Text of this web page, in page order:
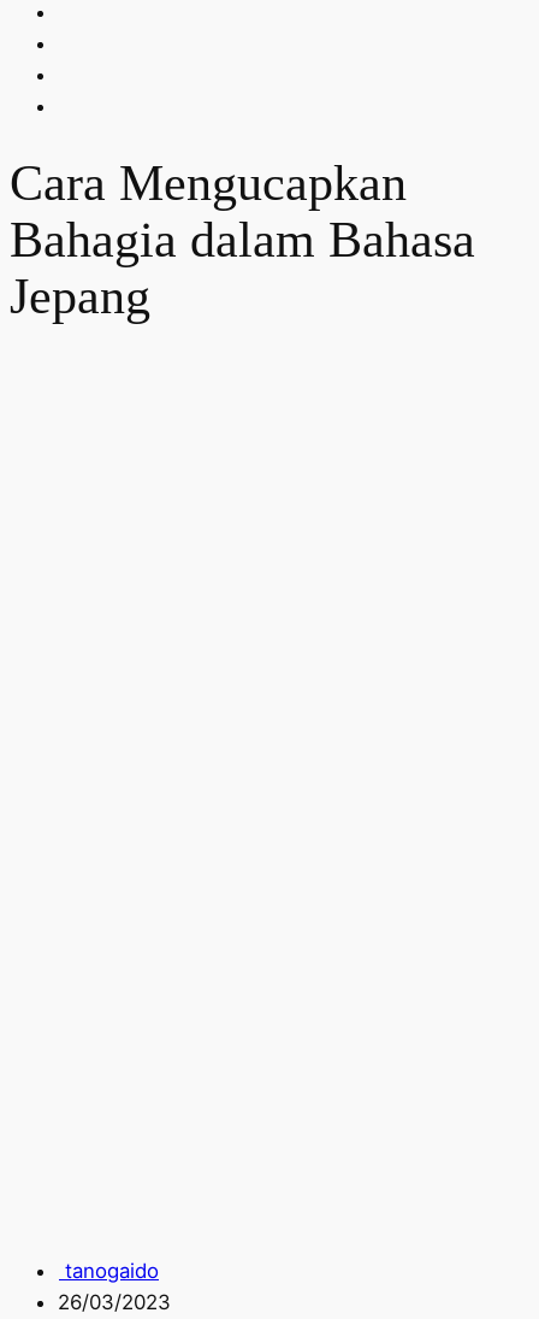
Cara Mengucapkan
Bahagia dalam Bahasa
Jepang
tanogaido
26/03/2023